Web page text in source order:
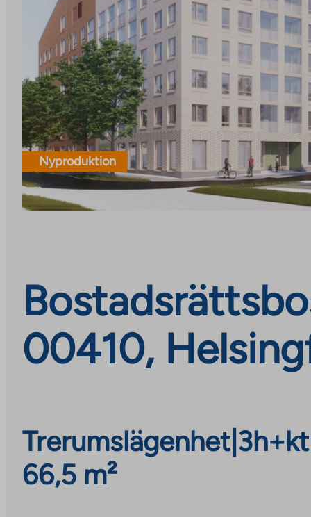
Nyproduktion
00410,
Trerumslägenhet|
66,5 m²